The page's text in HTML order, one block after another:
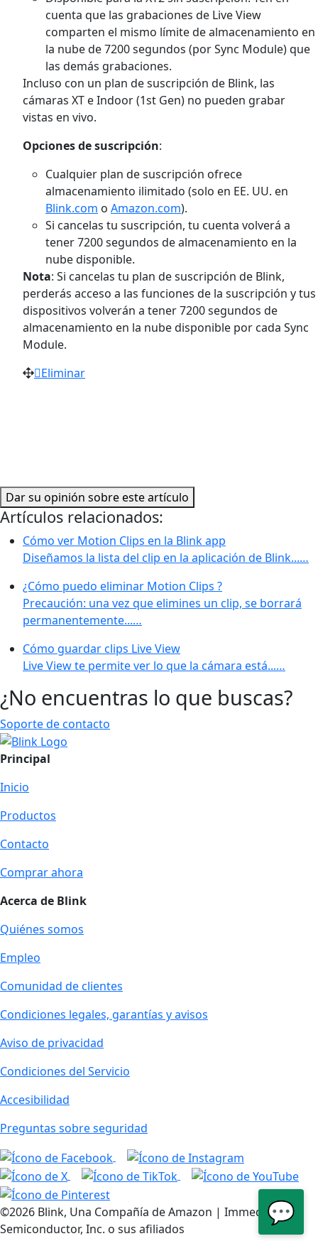
cuenta que las grabaciones de Live View
comparten el mismo límite de almacenamiento en
la nube de 7200 segundos (por Sync Module) que
las demás grabaciones.
Incluso con un plan de suscripción de Blink, las
cámaras XT e Indoor (1st Gen) no pueden grabar
vistas en vivo.
Opciones de suscripción:
Cualquier plan de suscripción ofrece
almacenamiento ilimitado (solo en EE. UU. en
Blink.com o Amazon.com).
Si cancelas tu suscripción, tu cuenta volverá a
tener 7200 segundos de almacenamiento en la
nube disponible.
Nota: Si cancelas tu plan de suscripción de Blink,
perderás acceso a las funciones de la suscripción y tus
dispositivos volverán a tener 7200 segundos de
almacenamiento en la nube disponible por cada Sync
Module.
Eliminar
Dar su opinión sobre este artículo
Artículos relacionados:
Cómo ver Motion Clips en la Blink app
Diseñamos la lista del clip en la aplicación de Blink...…
¿Cómo puedo eliminar Motion Clips ?
Precaución: una vez que elimines un clip, se borrará
permanentemente...…
Cómo guardar clips Live View
Live View te permite ver lo que la cámara está...…
¿No encuentras lo que buscas?
Soporte de contacto
Principal
Inicio
Productos
Contacto
Comprar ahora
Acerca de Blink
Quiénes somos
Empleo
Comunidad de clientes
Condiciones legales, garantías y avisos
Aviso de privacidad
Condiciones del Servicio
Accesibilidad
Preguntas sobre seguridad
©2026 Blink, Una Compañía de Amazon | Immedia
Semiconductor, Inc. o sus afiliados
💬